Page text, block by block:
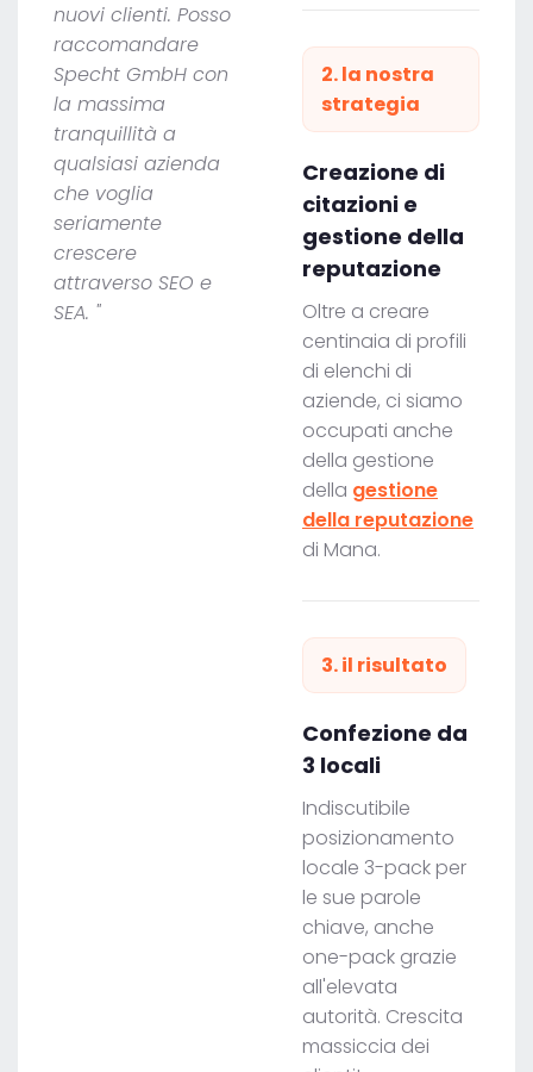
2. la nostra
strategia
Creazione di
citazioni e
gestione della
reputazione
Oltre a creare
centinaia di profili
di elenchi di
aziende, ci siamo
occupati anche
della gestione
della gestione
della reputazione
di Mana.
3. il risultato
Confezione da
3 locali
Indiscutibile
posizionamento
locale 3-pack per
le sue parole
chiave, anche
one-pack grazie
all'elevata
autorità. Crescita
massiccia dei
nuovi clienti. Posso
raccomandare
Specht GmbH con
la massima
tranquillità a
qualsiasi azienda
che voglia
seriamente
crescere
attraverso SEO e
SEA. "